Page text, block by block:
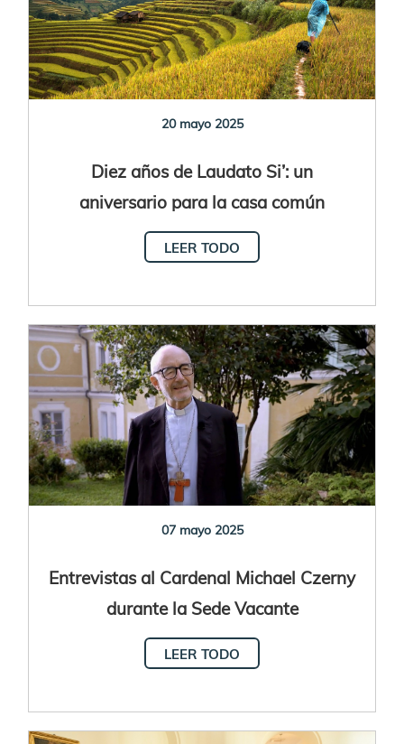
20 mayo 2025
Diez años de Laudato Si’: un
aniversario para la casa común
LEER TODO
07 mayo 2025
Entrevistas al Cardenal Michael Czerny
durante la Sede Vacante
LEER TODO